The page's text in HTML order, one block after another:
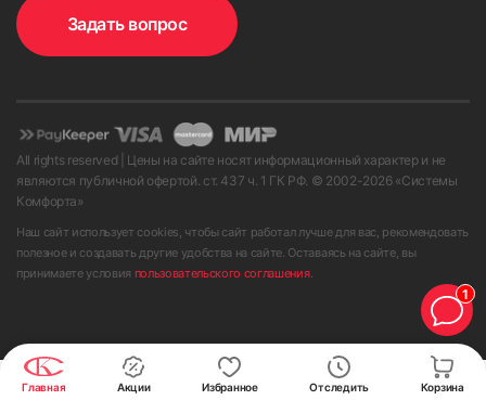
Главная Акции Отследить
Избранное Корзина
Задать вопрос
All rights reserved | Цены на сайте носят информационный характер и не
являются публичной офертой. ст. 437 ч. 1 ГК РФ. © 2002-2026 «Системы
Комфорта»
Наш сайт использует cookies, чтобы сайт работал лучше для вас, рекомендовать
полезное и создавать другие удобства на сайте. Оставаясь на сайте, вы
принимаете условия пользовательского соглашения.
1